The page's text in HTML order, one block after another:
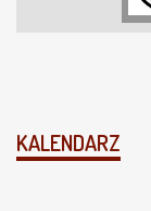
KALENDARZ